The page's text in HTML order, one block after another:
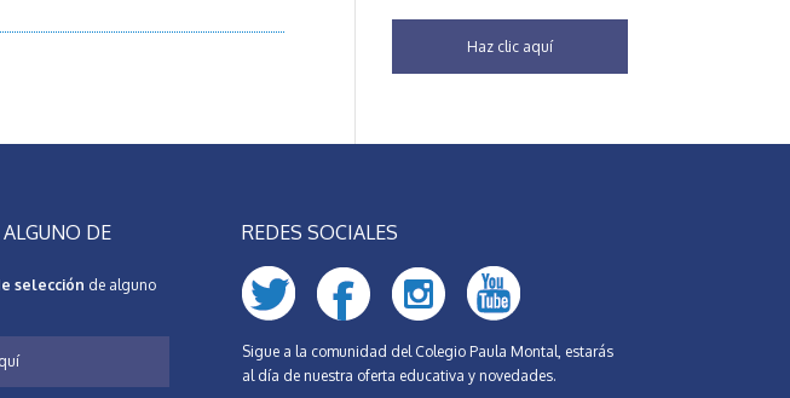
Haz clic aquí
ALGUNO DE
selección de alguno
REDES SOCIALES
Sigue a la comunidad del Colegio Paula Montal, estarás
al día de nuestra oferta educativa y novedades.